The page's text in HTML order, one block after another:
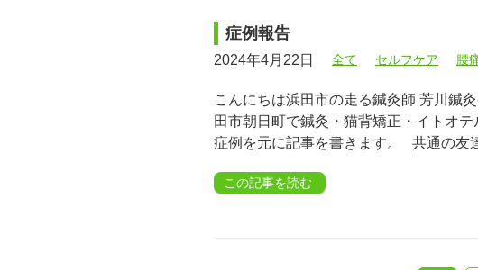
症例報告
2024年4月22日 全て セルフケア 腰
こんにちは浜田市の走る鍼灸師 芳川鍼
田市朝日町で鍼灸・猫背矯正・イトオ
症例を元に記事を書きます。 共通の友
この記事を読む